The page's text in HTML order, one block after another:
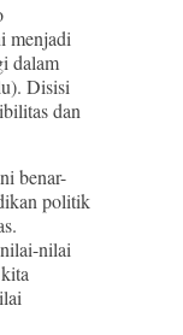
menjadi
dalam
Disisi
dan
benar-
politik
nilai